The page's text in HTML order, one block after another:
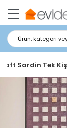
Ürün, kategori
Sardin Tek